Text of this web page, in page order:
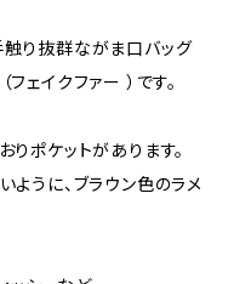
り抜群ながま口バッグ
ェイクファー ）です。
ポケットがあります。
うに、ブラウン色のラメ